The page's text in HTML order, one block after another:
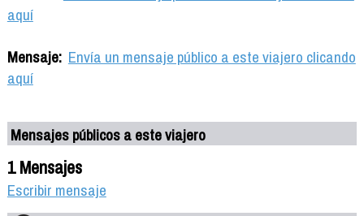
aquí
Mensaje: Envía un mensaje público a este viajero clicando
aquí
Mensajes públicos a este viajero
1 Mensajes
Escribir mensaje